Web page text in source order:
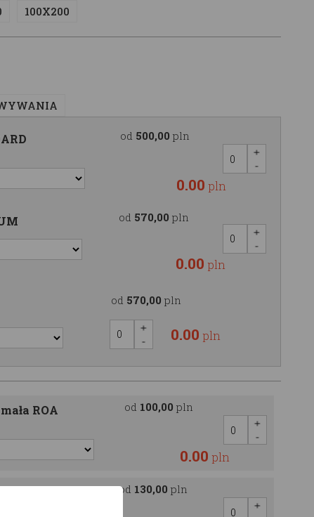
100X200
od 500,00 pln
0.00 pln
od 570,00 pln
0.00 pln
od 570,00 pln
0.00 pln
ROA od 100,00 pln
0.00 pln
od 130,00 pln